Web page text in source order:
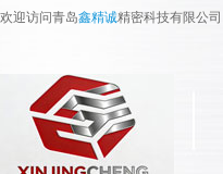
欢迎访问青岛鑫精诚精密科技有限公司